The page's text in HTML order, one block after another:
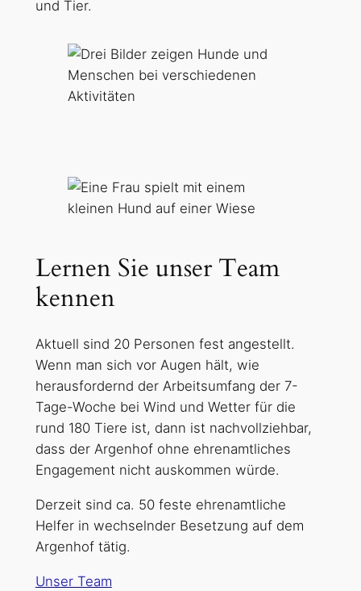
und Tier.
Lernen Sie unser Team
kennen
Aktuell sind 20 Personen fest angestellt.
Wenn man sich vor Augen hält, wie
herausfordernd der Arbeitsumfang der 7-
Tage-Woche bei Wind und Wetter für die
rund 180 Tiere ist, dann ist nachvollziehbar,
dass der Argenhof ohne ehrenamtliches
Engagement nicht auskommen würde.
Derzeit sind ca. 50 feste ehrenamtliche
Helfer in wechselnder Besetzung auf dem
Argenhof tätig.
Unser Team